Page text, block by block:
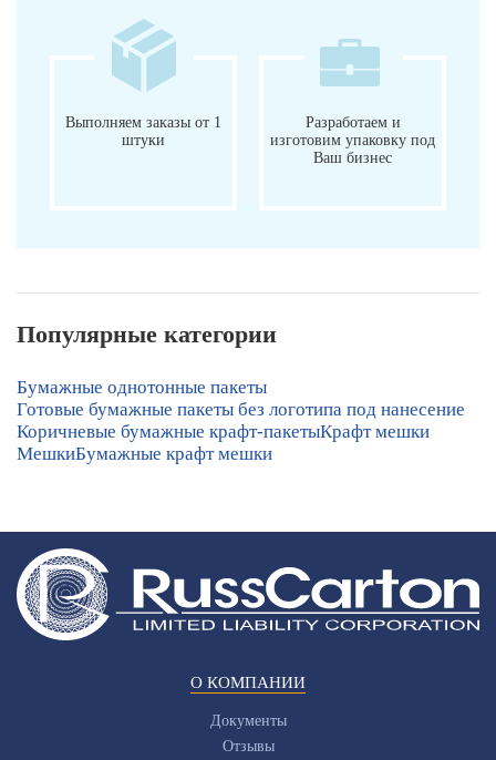
Выполняем заказы от 1
штуки
Разработаем и
изготовим упаковку под
Ваш бизнес
Популярные категории
Бумажные однотонные пакеты
Готовые бумажные пакеты без логотипа под нанесение
Коричневые бумажные крафт-пакетыКрафт мешки
МешкиБумажные крафт мешки
О КОМПАНИИ
Документы
Отзывы